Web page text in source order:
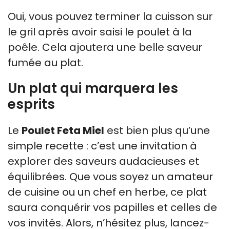
Oui, vous pouvez terminer la cuisson sur
le gril après avoir saisi le poulet à la
poêle. Cela ajoutera une belle saveur
fumée au plat.
Un plat qui marquera les
esprits
Le Poulet Feta Miel est bien plus qu’une
simple recette : c’est une invitation à
explorer des saveurs audacieuses et
équilibrées. Que vous soyez un amateur
de cuisine ou un chef en herbe, ce plat
saura conquérir vos papilles et celles de
vos invités. Alors, n’hésitez plus, lancez-